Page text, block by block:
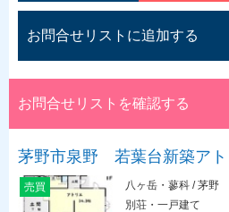
お問合せリストに追加する
お問合せリストを確認する
茅野市泉野 若葉台新築アト
売買
八ヶ岳・蓼科 / 茅野
別荘・一戸建て